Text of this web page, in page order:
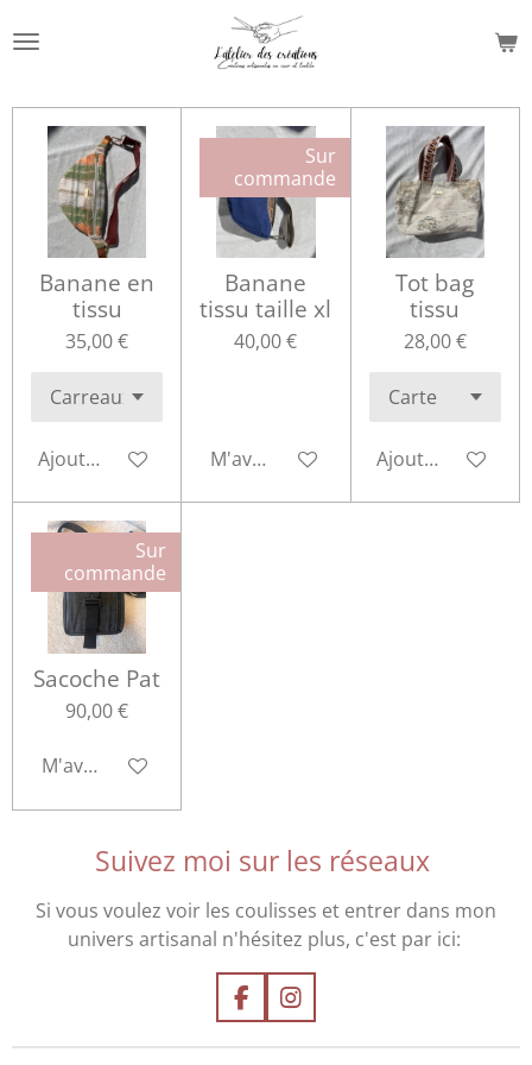
au
principal
Banane en
tissu
35,00 €
Ajouter au panier
Sur
commande
Banane
tissu taille xl
40,00 €
M'avertir si disponible
Tot bag
tissu
28,00 €
Ajouter au panier
Sur
commande
Sacoche Pat
90,00 €
M'avertir si disponible
Suivez moi sur les réseaux
Si vous voulez voir les coulisses et entrer dans mon
univers artisanal n'hésitez plus, c'est par ici:
F
a
c
I
n
s